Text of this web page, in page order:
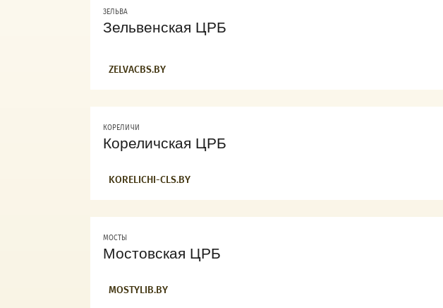
ЗЕЛЬВА
Зельвенская ЦРБ
ZELVACBS.BY
КОРЕЛИЧИ
Кореличская ЦРБ
KORELICHI-CLS.BY
МОСТЫ
Мостовская ЦРБ
MOSTYLIB.BY